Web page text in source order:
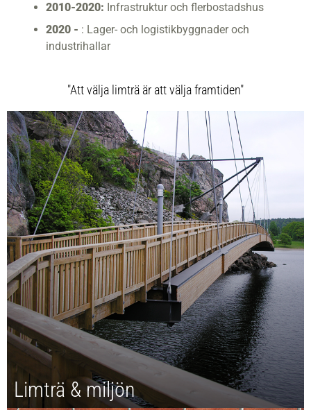
2010-2020: Infrastruktur och flerbostadshus
2020 - : Lager- och logistikbyggnader och
industrihallar
"Att välja limträ är att välja framtiden"
Limträ & miljön